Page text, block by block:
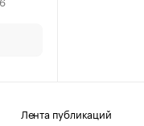
Лента публикаций